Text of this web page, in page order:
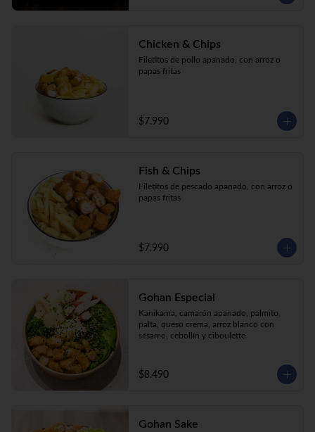
Chicken & Chips
Filetitos de pollo apanado, con arroz o
papas fritas
$7.990
Fish & Chips
Filetitos de pescado apanado, con arroz o
papas fritas
$7.990
Gohan Especial
Kanikama, camarón apanado, palmito,
palta, queso crema, arroz blanco con
sésamo, cebollín y ciboulette.
$8.490
Gohan Sake